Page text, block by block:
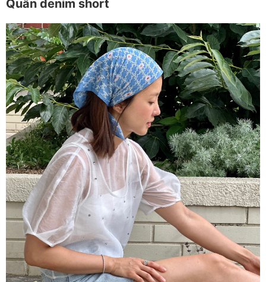
Quần denim short